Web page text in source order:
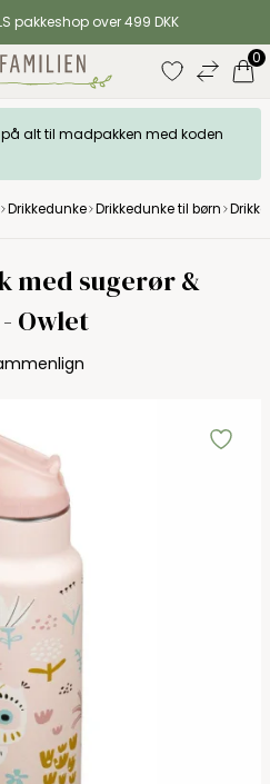
pakkeshop over 499 DKK
0
på alt til madpakken med koden
Drikkedunke Drikkedunke til børn
med sugerør &
Owlet